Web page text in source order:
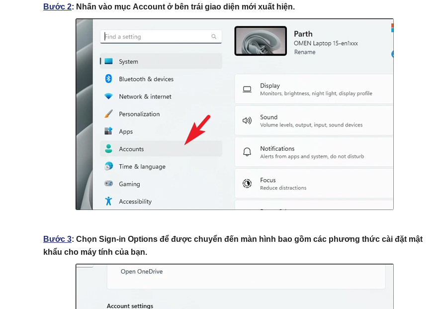
Bước 2: Nhấn vào mục Account ở bên trái giao diện mới xuất hiện.
Bước 3: Chọn Sign-in Options để được chuyển đến màn hình bao gồm các phương thức cài đặt mật
khẩu cho máy tính của bạn.